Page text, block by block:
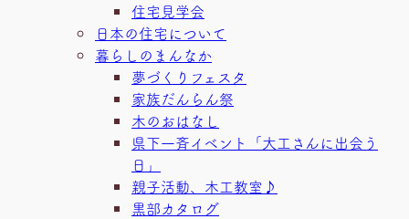
住宅見学会
日本の住宅について
暮らしのまんなか
夢づくりフェスタ
家族だんらん祭
木のおはなし
県下一斉イベント「大工さんに出会う
日」
親子活動、木工教室♪
黒部カタログ